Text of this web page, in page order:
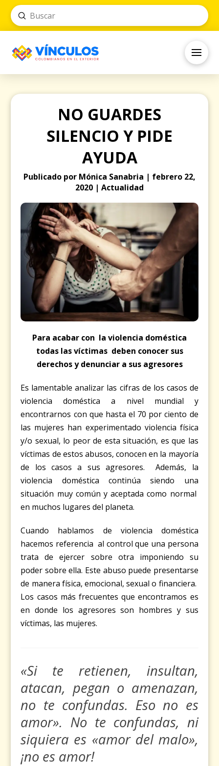
Search
Submit
NO GUARDES
SILENCIO Y PIDE
AYUDA
Publicado por Mónica Sanabria | febrero 22,
2020 | Actualidad
Para acabar con la violencia doméstica
todas las víctimas deben conocer sus
derechos y denunciar a sus agresores
Es lamentable analizar las cifras de los casos de
violencia doméstica a nivel mundial y
encontrarnos con que hasta el 70 por ciento de
las mujeres han experimentado violencia física
y/o sexual, lo peor de esta situación, es que las
víctimas de estos abusos, conocen en la mayoría
de los casos a sus agresores. Además, la
violencia doméstica continúa siendo una
situación muy común y aceptada como normal
en muchos lugares del planeta.
Cuando hablamos de violencia doméstica
hacemos referencia al control que una persona
trata de ejercer sobre otra imponiendo su
poder sobre ella. Este abuso puede presentarse
de manera física, emocional, sexual o financiera.
Los casos más frecuentes que encontramos es
en donde los agresores son hombres y sus
víctimas, las mujeres.
«Si te retienen, insultan,
atacan, pegan o amenazan,
no te confundas. Eso no es
amor». No te confundas, ni
siquiera es «amor del malo»,
¡no es amor!